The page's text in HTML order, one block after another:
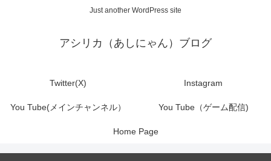
Just another WordPress site
アシリカ（あしにゃん）ブログ
Twitter(X) Instagram
You Tube(メインチャンネル） You Tube（ゲーム配信)
Home Page